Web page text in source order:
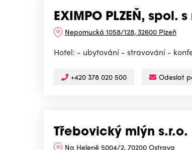
EXIMPO PLZEŇ, spol. s
Nepomucká 1058/128, 32600 Plzeň
Hotel: - ubytování - stravování -
+420 378 020 500 Odeslat
Třebovický mlýn s.r.o.
Na Heleně 5004/2, 70200 Ostrava